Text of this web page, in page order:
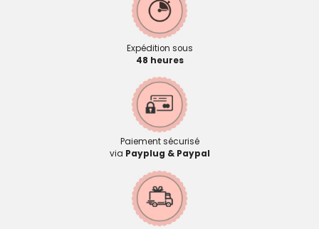
Expédition sous
48 heures
Paiement sécurisé
via Payplug & Paypal